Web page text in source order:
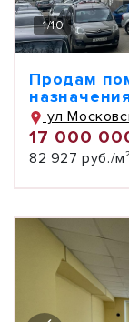
1/10
Продам
ул
17 000
82 927 руб./м²